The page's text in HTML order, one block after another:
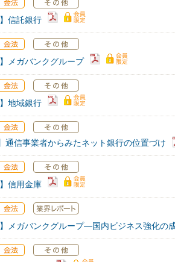
信託銀行
】メガバンクグループ
地域銀行
通信事業者からみたネット銀行の位置づけ
信用金庫
】メガバンクグループ―国内ビジネス強化の